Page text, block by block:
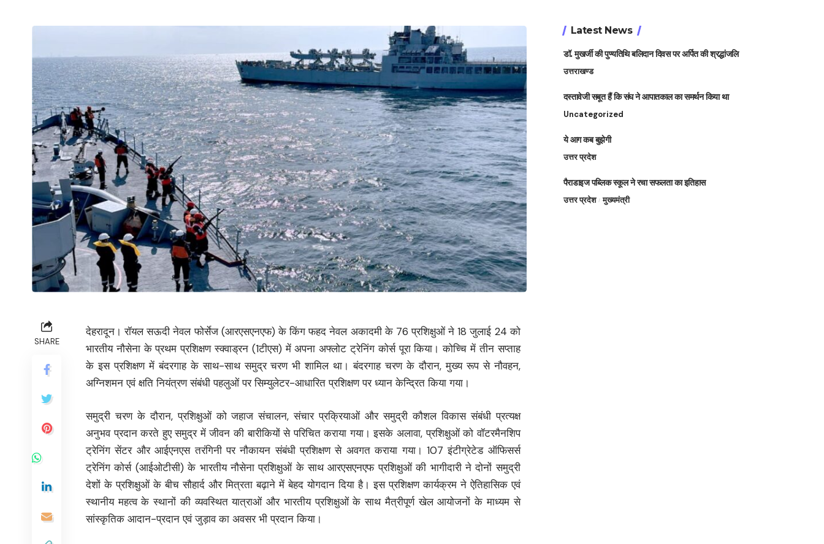
SHARE
देहरादून। रॉयल सऊदी नेवल फोर्सेज (आरएसएनएफ) के किंग फहद नेवल अकादमी के 76 प्रशिक्षुओं ने 18 जुलाई 24 को
भारतीय नौसेना के प्रथम प्रशिक्षण स्क्वाड्रन (1टीएस) में अपना अफ्लोट ट्रेनिंग कोर्स पूरा किया। कोच्चि में तीन सप्ताह
के इस प्रशिक्षण में बंदरगाह के साथ-साथ समुद्र चरण भी शामिल था। बंदरगाह चरण के दौरान, मुख्य रूप से नौवहन,
अग्निशमन एवं क्षति नियंत्रण संबंधी पहलुओं पर सिम्युलेटर-आधारित प्रशिक्षण पर ध्यान केन्द्रित किया गया।
समुद्री चरण के दौरान, प्रशिक्षुओं को जहाज संचालन, संचार प्रक्रियाओं और समुद्री कौशल विकास संबंधी प्रत्यक्ष
अनुभव प्रदान करते हुए समुद्र में जीवन की बारीकियों से परिचित कराया गया। इसके अलावा, प्रशिक्षुओं को वॉटरमैनशिप
ट्रेनिंग सेंटर और आईएनएस तरंगिनी पर नौकायन संबंधी प्रशिक्षण से अवगत कराया गया। 107 इंटीग्रेटेड ऑफिसर्स
ट्रेनिंग कोर्स (आईओटीसी) के भारतीय नौसेना प्रशिक्षुओं के साथ आरएसएनएफ प्रशिक्षुओं की भागीदारी ने दोनों समुद्री
देशों के प्रशिक्षुओं के बीच सौहार्द और मित्रता बढ़ाने में बेहद योगदान दिया है। इस प्रशिक्षण कार्यक्रम ने ऐतिहासिक एवं
स्थानीय महत्व के स्थानों की व्यवस्थित यात्राओं और भारतीय प्रशिक्षुओं के साथ मैत्रीपूर्ण खेल आयोजनों के माध्यम से
सांस्कृतिक आदान-प्रदान एवं जुड़ाव का अवसर भी प्रदान किया।
Latest News
डॉ. मुखर्जी की पुण्यतिथि बलिदान दिवस पर अर्पित की श्रद्धांजलि
उत्तराखण्ड
दस्तावेजी सबूत हैं कि संघ ने आपातकाल का समर्थन किया था
Uncategorized
ये आग कब बुझेगी
उत्तर प्रदेश
पैराडाइज पब्लिक स्कूल ने रचा सफलता का इतिहास
उत्तर प्रदेश मुख्यमंत्री